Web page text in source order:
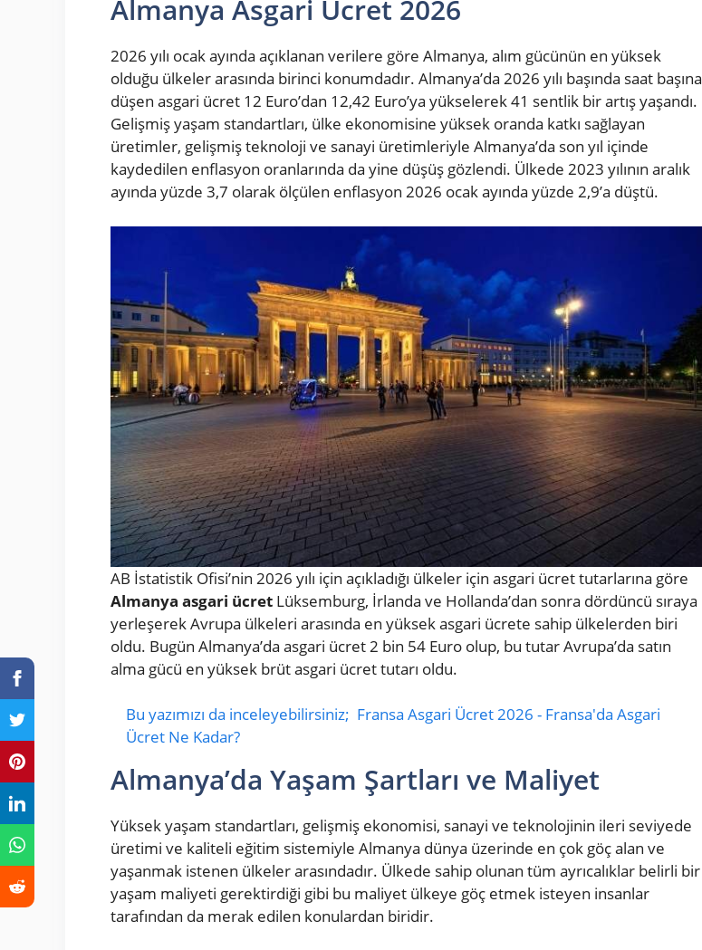
Almanya Asgari Ücret 2026
2026 yılı ocak ayında açıklanan verilere göre Almanya, alım gücünün en yüksek
olduğu ülkeler arasında birinci konumdadır. Almanya’da 2026 yılı başında saat başına
düşen asgari ücret 12 Euro’dan 12,42 Euro’ya yükselerek 41 sentlik bir artış yaşandı.
Gelişmiş yaşam standartları, ülke ekonomisine yüksek oranda katkı sağlayan
üretimler, gelişmiş teknoloji ve sanayi üretimleriyle Almanya’da son yıl içinde
kaydedilen enflasyon oranlarında da yine düşüş gözlendi. Ülkede 2023 yılının aralık
ayında yüzde 3,7 olarak ölçülen enflasyon 2026 ocak ayında yüzde 2,9’a düştü.
AB İstatistik Ofisi’nin 2026 yılı için açıkladığı ülkeler için asgari ücret tutarlarına göre
Almanya asgari ücret Lüksemburg, İrlanda ve Hollanda’dan sonra dördüncü sıraya
yerleşerek Avrupa ülkeleri arasında en yüksek asgari ücrete sahip ülkelerden biri
oldu. Bugün Almanya’da asgari ücret 2 bin 54 Euro olup, bu tutar Avrupa’da satın
alma gücü en yüksek brüt asgari ücret tutarı oldu.
Bu yazımızı da inceleyebilirsiniz; Fransa Asgari Ücret 2026 - Fransa'da Asgari
Ücret Ne Kadar?
Almanya’da Yaşam Şartları ve Maliyet
Yüksek yaşam standartları, gelişmiş ekonomisi, sanayi ve teknolojinin ileri seviyede
üretimi ve kaliteli eğitim sistemiyle Almanya dünya üzerinde en çok göç alan ve
yaşanmak istenen ülkeler arasındadır. Ülkede sahip olunan tüm ayrıcalıklar belirli bir
yaşam maliyeti gerektirdiği gibi bu maliyet ülkeye göç etmek isteyen insanlar
tarafından da merak edilen konulardan biridir.